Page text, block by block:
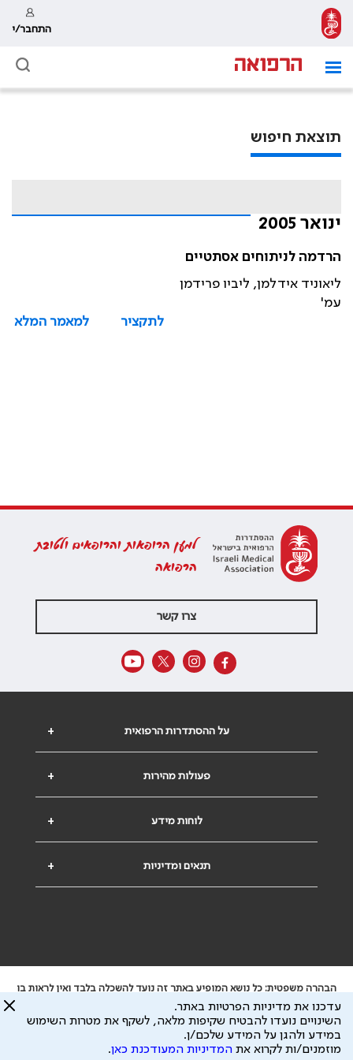
התחבר/י
תוצאת חיפוש
ינואר 2005
הרדמה לניתוחים אסתטיים
ליאוניד אידלמן, ליביו פרידמן
עמ'
לתקציר
למאמר המלא
למען הרופאות והרופאים ולטובת
הרפואה
צרו קשר
+ על ההסתדרות הרפואית
+ פעולות מהירות
+ לוחות מידע
+ תנאים ומדיניות
הבהרה משפטית: כל נושא המופיע באתר זה נועד להשכלה בלבד ואין לראות בו
ייעוץ רפואי או משפטי. אין הר"י אחראית לתוכן המתפרסם באתר זה ולכל נזק
שעלול להיגרם.
ידוע לי שהר"י אוספת ושומרת מידע אישי לצורך מתן השרות וכי חלק ממנו עשוי
להיות מועבר לצדדים שלישיים, הכל בכפוף למדיניות הפרטיות
עדכנו את מדיניות הפרטיות באתר.
השינויים נועדו להבטיח שקיפות מלאה, לשקף את מטרות השימוש
במידע ולהגן על המידע שלכם/ן.
מוזמנים/ות לקרוא את המדיניות המעודכנת כאן.